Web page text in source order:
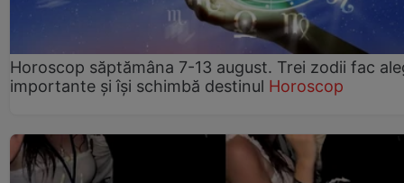
Horoscop săptămâna 7-13 august. Trei zodii fac
importante și își schimbă destinul Horoscop